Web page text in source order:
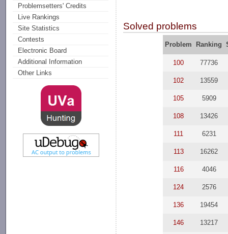
Problemsetters' Credits
Live Rankings
Site Statistics
Contests
Electronic Board
Additional Information
Other Links
Solved problems
Problem Ranking
100 77736
102 13559
105 5909
108 13426
111 6231
113 16262
116 4046
124 2576
136 19454
146 13217